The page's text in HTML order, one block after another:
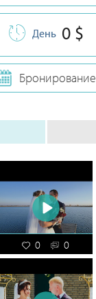
День 0 $
Бронирование
0 0